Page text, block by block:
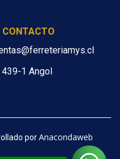
CONTACTO
1 Angol
por Anacondaweb